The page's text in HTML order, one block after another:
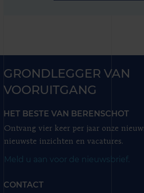
GRONDLEGGER VAN
VOORUITGANG
HET BESTE VAN BERENSCHOT
Ontvang vier keer per jaar onze
nieuwste inzichten en vacatures.
Meld u aan voor de nieuwsbrief.
CONTACT